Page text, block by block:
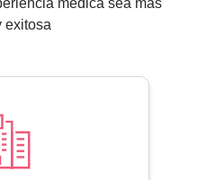
médica sea más
exitosa